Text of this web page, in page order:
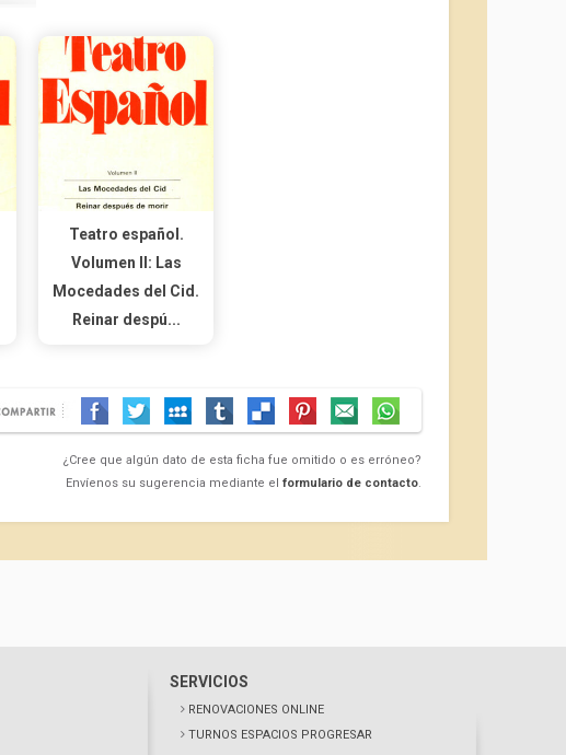
Teatro español.
Volumen II: Las
Mocedades del Cid.
Reinar despú...
¿Cree que algún dato de esta ficha fue omitido o es erróneo?
Envíenos su sugerencia mediante el formulario de contacto.
SERVICIOS
RENOVACIONES ONLINE
TURNOS ESPACIOS PROGRESAR